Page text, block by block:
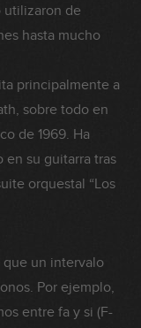
utilizaron de
hasta mucho
principalmente a
sobre todo en
de 1969. Ha
su guitarra tras
orquestal “Los
que un intervalo
Por ejemplo,
entre fa y si (F-